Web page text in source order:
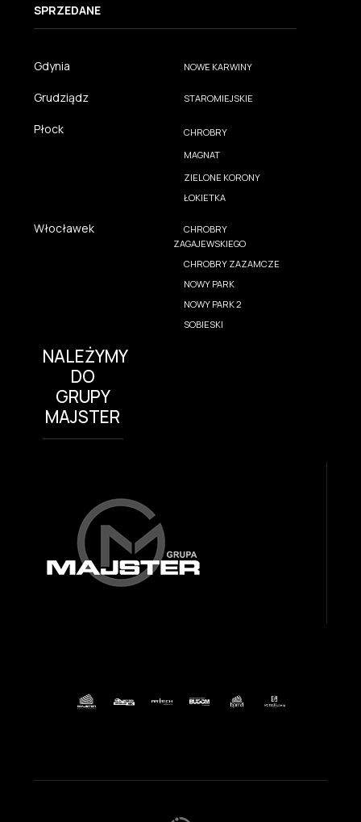
SPRZEDANE
Gdynia NOWE KARWINY
Grudziądz STAROMIEJSKIE
Płock
CHROBRY
MAGNAT
ZIELONE KORONY
ŁOKIETKA
Włocławek
CHROBRY
ZAGAJEWSKIEGO
CHROBRY ZAZAMCZE
NOWY PARK
NOWY PARK 2
SOBIESKI
NALEŻYMY
DO
GRUPY
MAJSTER